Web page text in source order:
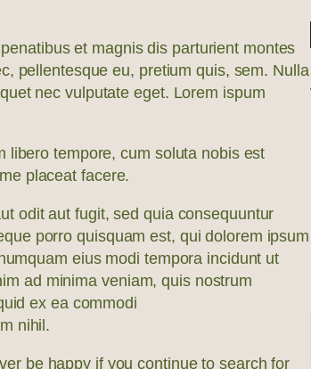
et magnis dis parturient montes
pellentesque eu, pretium quis, sem. Nulla
nec vulputate eget. Lorem ispum
libero tempore, cum soluta nobis est
placeat facere.
odit aut fugit, sed quia consequuntur
porro quisquam est, qui dolorem ipsum
eius modi tempora incidunt ut
ad minima veniam, quis nostrum
ex ea commodi
nihil.
be happy if you continue to search for